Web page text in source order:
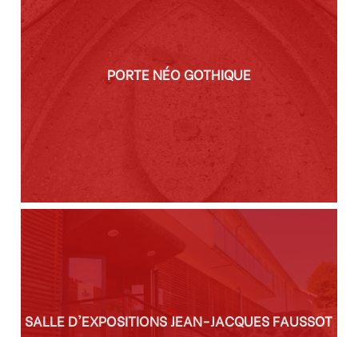
PORTE NÉO GOTHIQUE
SALLE D'EXPOSITIONS JEAN-JACQUES FAUSSOT